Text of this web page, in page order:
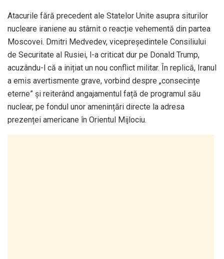
Atacurile fără precedent ale Statelor Unite asupra siturilor
nucleare iraniene au stârnit o reacție vehementă din partea
Moscovei. Dmitri Medvedev, vicepreședintele Consiliului
de Securitate al Rusiei, l-a criticat dur pe Donald Trump,
acuzându-l că a inițiat un nou conflict militar. În replică, Iranul
a emis avertismente grave, vorbind despre „consecințe
eterne” și reiterând angajamentul față de programul său
nuclear, pe fondul unor amenințări directe la adresa
prezenței americane în Orientul Mijlociu.